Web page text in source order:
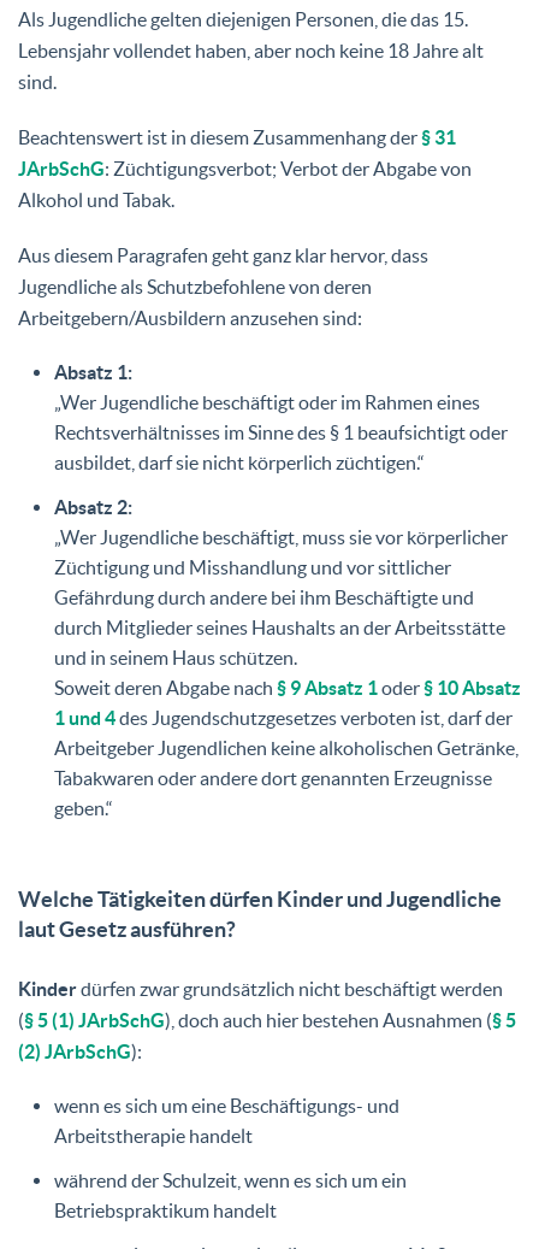
Als Jugendliche gelten diejenigen Personen, die das 15.
Lebensjahr vollendet haben, aber noch keine 18 Jahre alt
sind.
Beachtenswert ist in diesem Zusammenhang der§ 31
JArbSchG: Züchtigungsverbot; Verbot der Abgabe von
Alkohol und Tabak.
Aus diesem Paragrafen geht ganz klar hervor, dass
Jugendliche als Schutzbefohlene von deren
Arbeitgebern/Ausbildern anzusehen sind:
Absatz 1:
„Wer Jugendliche beschäftigt oder im Rahmen eines
Rechtsverhältnisses im Sinne des § 1 beaufsichtigt oder
ausbildet, darf sie nicht körperlich züchtigen.“
Absatz 2:
„Wer Jugendliche beschäftigt, muss sie vor körperlicher
Züchtigung und Misshandlung und vor sittlicher
Gefährdung durch andere bei ihm Beschäftigte und
durch Mitglieder seines Haushalts an der Arbeitsstätte
und in seinem Haus schützen.
Soweit deren Abgabe nach § 9 Absatz 1oder§ 10 Absatz
1 und 4des Jugendschutzgesetzes verboten ist, darf der
Arbeitgeber Jugendlichen keine alkoholischen Getränke,
Tabakwaren oder andere dort genannten Erzeugnisse
geben.“
Welche Tätigkeiten dürfen Kinder und Jugendliche
laut Gesetz ausführen?
Kinderdürfen zwar grundsätzlich nicht beschäftigt werden
(§ 5 (1) JArbSchG), doch auch hier bestehen Ausnahmen (§ 5
(2) JArbSchG):
wenn es sich um eine Beschäftigungs- und
Arbeitstherapie handelt
während der Schulzeit, wenn es sich um ein
Betriebspraktikum handelt